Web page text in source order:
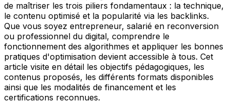
de maîtriser les trois piliers fondamentaux : la technique,
le contenu optimisé et la popularité via les backlinks.
Que vous soyez entrepreneur, salarié en reconversion
ou professionnel du digital, comprendre le
fonctionnement des algorithmes et appliquer les bonnes
pratiques d'optimisation devient accessible à tous. Cet
article visite en détail les objectifs pédagogiques, les
contenus proposés, les différents formats disponibles
ainsi que les modalités de financement et les
certifications reconnues.